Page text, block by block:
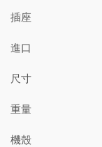
插座
進口
尺寸
重量
機殼